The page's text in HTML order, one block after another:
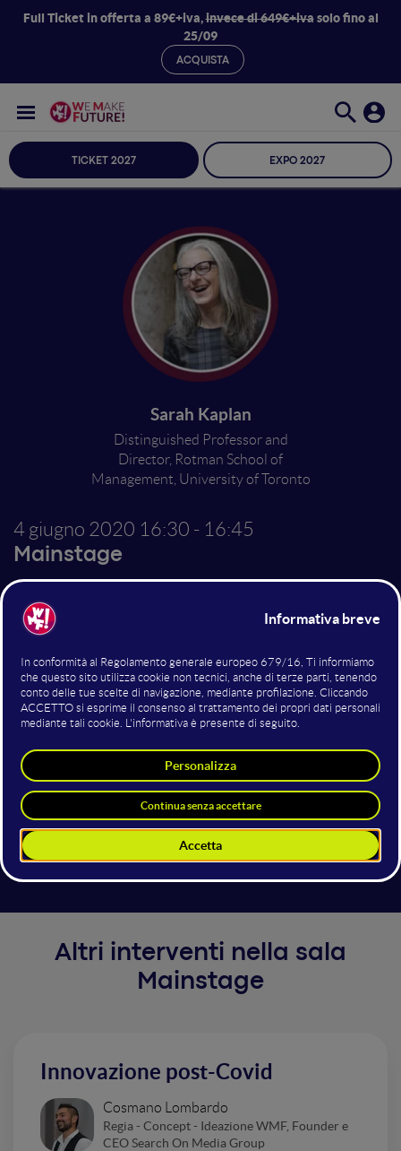
Full Ticket in offerta a 89€+iva,invece di 649€+ivasolo fino al
25/09
ACQUISTA
TICKET 2027 EXPO 2027
Sarah Kaplan
Distinguished Professor and
Director, Rotman School of
Management, University of Toronto
4 giugno 2020 16:30 - 16:45
Mainstage
Build Back Better: How
Corporate Social
Responsibility will be the
Key to Resilience and
Recovery from the
Pandemic
Sarah Kaplan ha proposto un talk sull'importanza di
ripartire in maniera efficace dopo l’emergenza e di
costruire insieme una società nuova, improntata alla
responsabilità sociale ed alla sostenibilità.
Altri interventi nella sala
Mainstage
Innovazione post-Covid
Cosmano Lombardo
Regia - Concept - Ideazione WMF, Founder e
CEO Search On Media Group